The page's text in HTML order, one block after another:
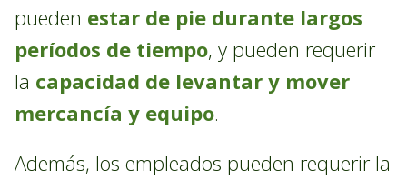
pueden estar de pie durante largos
períodos de tiempo, y pueden requerir
la capacidad de levantar y mover
mercancía y equipo.
Además, los empleados pueden requerir la